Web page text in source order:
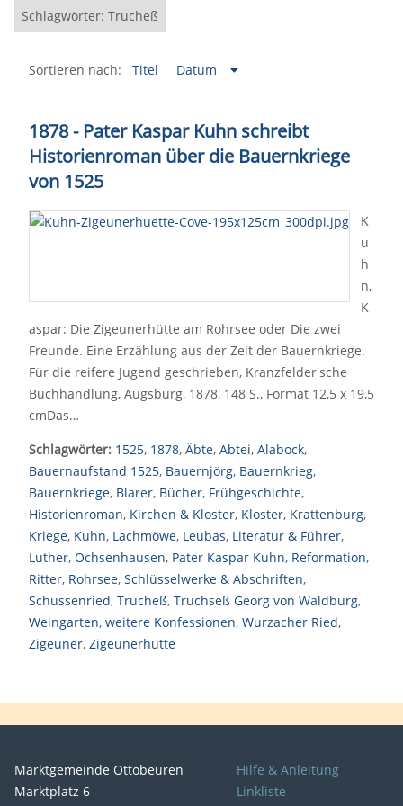
Schlagwörter: Trucheß
Sortieren nach: Titel Datum
1878 - Pater Kaspar Kuhn schreibt
Historienroman über die Bauernkriege
von 1525
K
u
h
n,
K
aspar: Die Zigeunerhütte am Rohrsee oder Die zwei
Freunde. Eine Erzählung aus der Zeit der Bauernkriege.
Für die reifere Jugend geschrieben, Kranzfelder'sche
Buchhandlung, Augsburg, 1878, 148 S., Format 12,5 x 19,5
cmDas…
Schlagwörter: 1525, 1878, Äbte, Abtei, Alabock,
Bauernaufstand 1525, Bauernjörg, Bauernkrieg,
Bauernkriege, Blarer, Bücher, Frühgeschichte,
Historienroman, Kirchen & Kloster, Kloster, Krattenburg,
Kriege, Kuhn, Lachmöwe, Leubas, Literatur & Führer,
Luther, Ochsenhausen, Pater Kaspar Kuhn, Reformation,
Ritter, Rohrsee, Schlüsselwerke & Abschriften,
Schussenried, Trucheß, Truchseß Georg von Waldburg,
Weingarten, weitere Konfessionen, Wurzacher Ried,
Zigeuner, Zigeunerhütte
Marktgemeinde Ottobeuren
Marktplatz 6
Hilfe & Anleitung
Linkliste